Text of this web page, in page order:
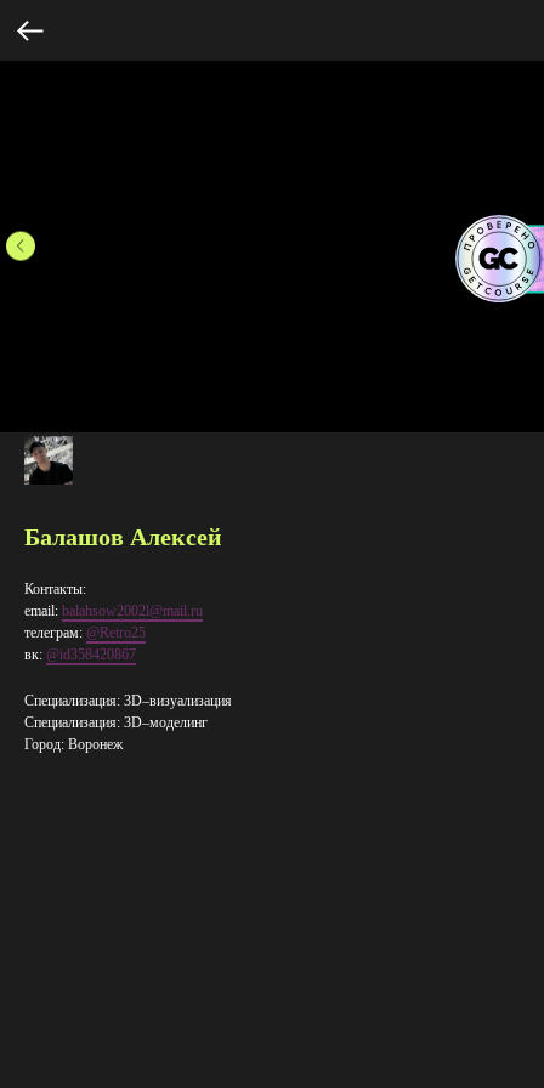
Балашов Алексей
Контакты:
email: balahsow2002l@mail.ru
телеграм: @Retro25
вк: @id358420867
Специализация: 3D–визуализация
Специализация: 3D–​моделинг
Город: Воронеж